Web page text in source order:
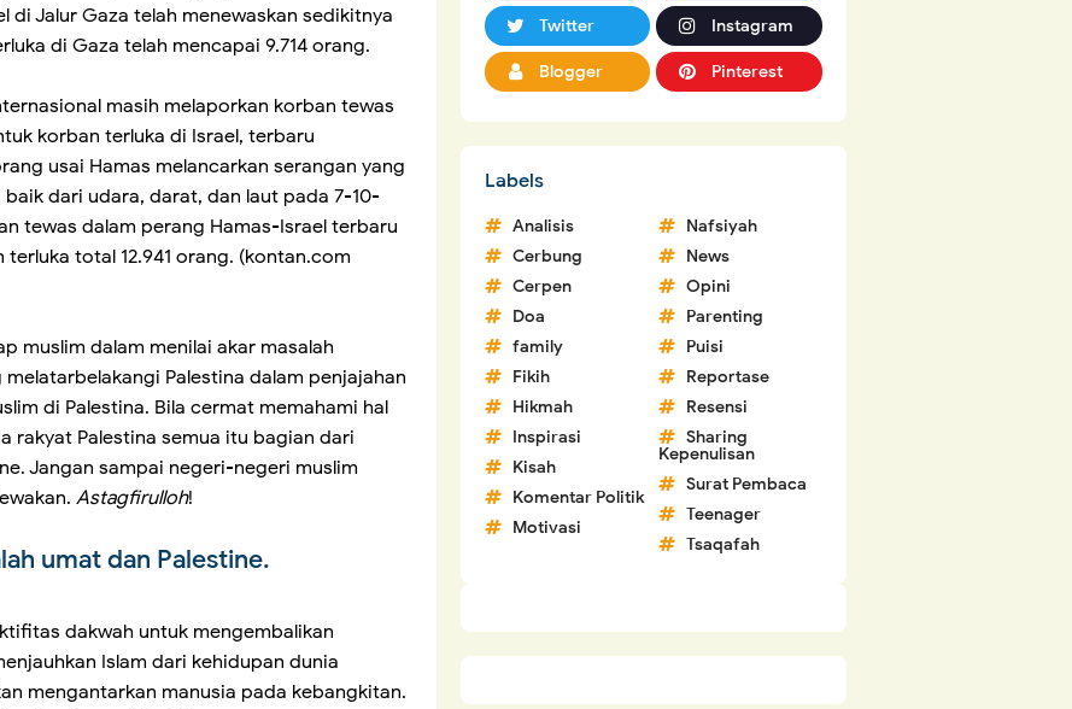
di Jalur Gaza telah menewaskan sedikitnya
di Gaza telah mencapai 9.714 orang.
masih melaporkan korban tewas
korban terluka di Israel, terbaru
usai Hamas melancarkan serangan yang
dari udara, darat, dan laut pada 7-10-
tewas dalam perang Hamas-Israel terbaru
total 12.941 orang. (kontan.com
muslim dalam menilai akar masalah
Palestina dalam penjajahan
di Palestina. Bila cermat memahami hal
rakyat Palestina semua itu bagian dari
Jangan sampai negeri-negeri muslim
Astagfirulloh!
umat dan Palestine.
dakwah untuk mengembalikan
Islam dari kehidupan dunia
mengantarkan manusia pada kebangkitan.
Twitter Instagram
Blogger Pinterest
Labels
Analisis
Cerbung
Cerpen
Doa
family
Fikih
Hikmah
Inspirasi
Kisah
Komentar Politik
Motivasi
Nafsiyah
News
Opini
Parenting
Puisi
Reportase
Resensi
Sharing
Kepenulisan
Surat Pembaca
Teenager
Tsaqafah